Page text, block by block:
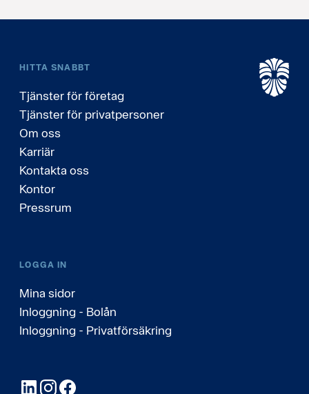
HITTA SNABBT
Tjänster för företag
Tjänster för privatpersoner
Om oss
Karriär
Kontakta oss
Kontor
Pressrum
LOGGA IN
Mina sidor
Inloggning - Bolån
Inloggning - Privatförsäkring
LinkedInInstagram